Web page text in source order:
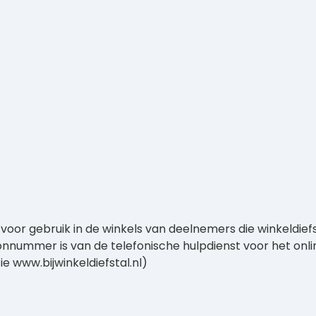
gebruik in de winkels van deelnemers die
is van de telefonische hulpdienst voor het
www.bijwinkeldiefstal.nl)